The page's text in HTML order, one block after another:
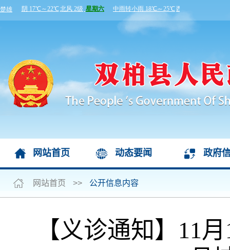
网站首页 动态要闻 政府
网站首页 >> 公开信息内容
【义诊通知】11